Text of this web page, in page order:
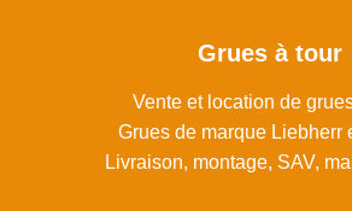
Grues à tour
Vente et location de
Grues de marque Liebherr
Livraison, montage, SAV,